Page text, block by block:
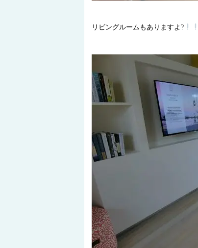
リビングルームもありますよ?